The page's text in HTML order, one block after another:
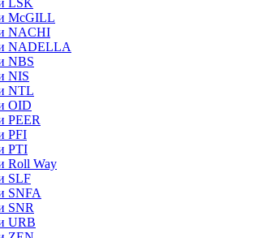
LSK
McGILL
NACHI
NADELLA
NBS
NIS
NTL
OID
PEER
PFI
PTI
Roll Way
SLF
SNFA
SNR
URB